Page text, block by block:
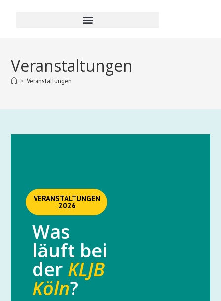
Veranstaltungen
> Veranstaltungen
VERANSTALTUNGEN
2026
Was
läuft bei
der KLJB
Köln?